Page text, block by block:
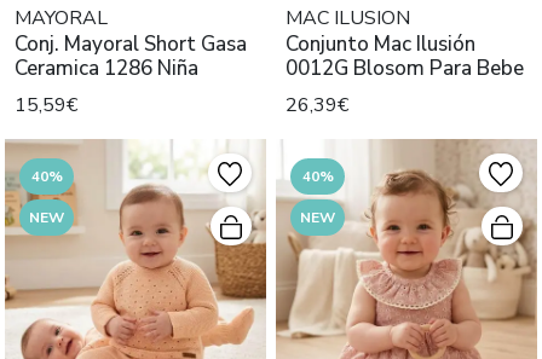
MAYORAL
Conj. Mayoral Short Gasa
Ceramica 1286 Niña
15,59€
MAC ILUSION
Conjunto Mac Ilusión
0012G Blosom Para Bebe
26,39€
40%
NEW
40%
NEW